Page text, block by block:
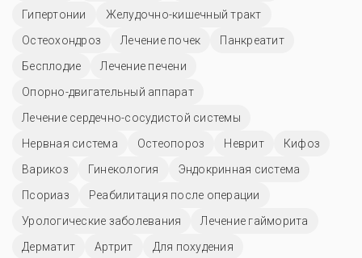
Гипертонии
Желудочно-кишечный тракт
Остеохондроз
Лечение почек
Панкреатит
Бесплодие
Лечение печени
Опорно-двигательный аппарат
Лечение сердечно-сосудистой системы
Нервная система
Остеопороз Неврит
Кифоз
Варикоз
Гинекология
Эндокринная система
Псориаз
Реабилитация после операции
Урологические заболевания
Лечение гайморита
Дерматит
Артрит Для похудения